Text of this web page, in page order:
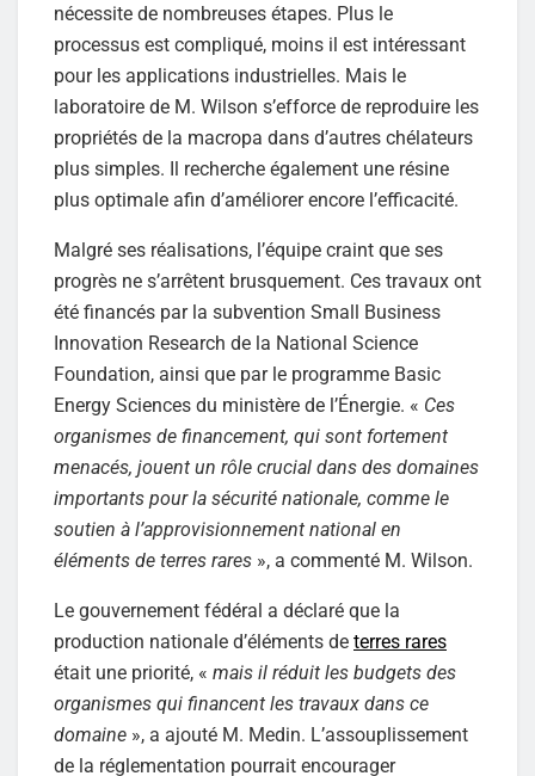
nécessite de nombreuses étapes. Plus le
processus est compliqué, moins il est intéressant
pour les applications industrielles. Mais le
laboratoire de M. Wilson s’efforce de reproduire les
propriétés de la macropa dans d’autres chélateurs
plus simples. Il recherche également une résine
plus optimale afin d’améliorer encore l’efficacité.
Malgré ses réalisations, l’équipe craint que ses
progrès ne s’arrêtent brusquement. Ces travaux ont
été financés par la subvention Small Business
Innovation Research de la National Science
Foundation, ainsi que par le programme Basic
Energy Sciences du ministère de l’Énergie. « Ces
organismes de financement, qui sont fortement
menacés, jouent un rôle crucial dans des domaines
importants pour la sécurité nationale, comme le
soutien à l’approvisionnement national en
éléments de terres rares », a commenté M. Wilson.
Le gouvernement fédéral a déclaré que la
production nationale d’éléments de terres rares
était une priorité, « mais il réduit les budgets des
organismes qui financent les travaux dans ce
domaine », a ajouté M. Medin. L’assouplissement
de la réglementation pourrait encourager